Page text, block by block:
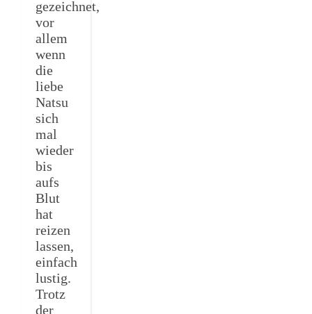
gezeichnet,
vor
allem
wenn
die
liebe
Natsu
sich
mal
wieder
bis
aufs
Blut
hat
reizen
lassen,
einfach
lustig.
Trotz
der